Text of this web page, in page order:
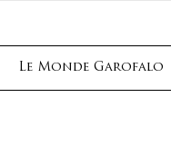
Le Monde Garofalo